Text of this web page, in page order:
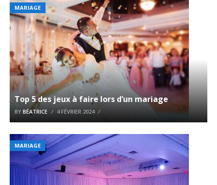
MARIAGE
Top 5 des jeux à faire lors d’un mariage
BY BÉATRICE 4 FÉVRIER 2024
MARIAGE